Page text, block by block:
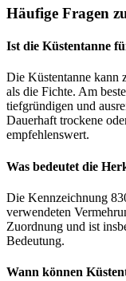
Häufige Fragen
Ist die Küstentanne
Die Küstentanne kann
als die Fichte. Am
tiefgründigen und
Dauerhaft trockene
empfehlenswert.
Was bedeutet die
Die Kennzeichnung
verwendeten
Zuordnung und ist
Bedeutung.
Wann können